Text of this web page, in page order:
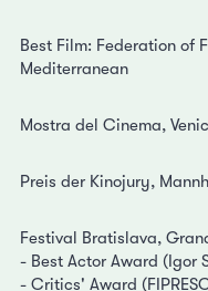
Best Film: Federation of
Mediterranean
Mostra del Cinema,
Preis der Kinojury,
Festival Bratislava,
- Best Actor Award (Igor
- Critics' Award